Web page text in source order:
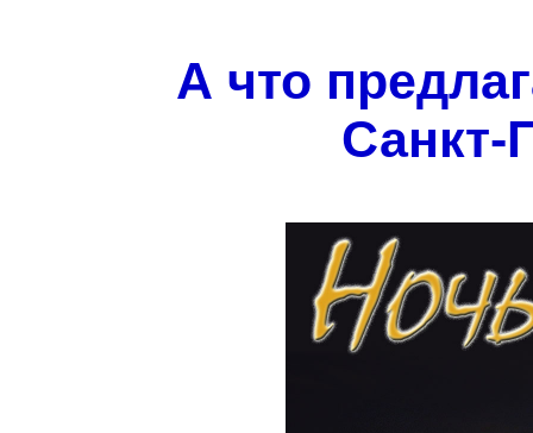
А что
Санкт-